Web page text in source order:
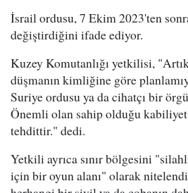
İsrail ordusu, 7 Ekim 2023'ten
değiştirdiğini ifade ediyor.
Kuzey Komutanlığı yetkilisi,
düşmanın kimliğine göre
Suriye ordusu ya da cihatçı bir
Önemli olan sahip olduğu
tehdittir." dedi.
Yetkili ayrıca sınır bölgesini
için bir oyun alanı" olarak